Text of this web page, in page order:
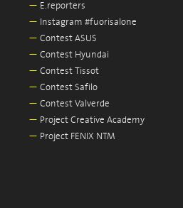
— E.reporters
— Instagram #fuorisalone
— Contest ASUS
— Contest Hyundai
— Contest Tissot
— Contest Safilo
— Contest Valverde
— Project Creative Academy
— Project FENIX NTM